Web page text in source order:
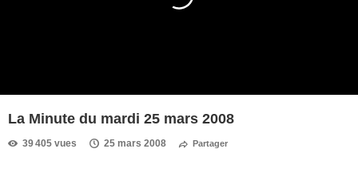
La Minute du mardi 25 mars 2008
39 405 vues 25 mars 2008 Partager